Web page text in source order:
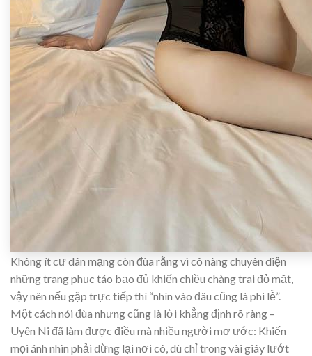
Không ít cư dân mạng còn đùa rằng vì cô nàng chuyên diện
những trang phục táo bạo đủ khiến chiều chàng trai đỏ mặt,
vậy nên nếu gặp trực tiếp thì “nhìn vào đâu cũng là phi lễ”.
Một cách nói đùa nhưng cũng là lời khẳng định rõ ràng –
Uyên Ni đã làm được điều mà nhiều người mơ ước: Khiến
mọi ánh nhìn phải dừng lại nơi cô, dù chỉ trong vài giây lướt